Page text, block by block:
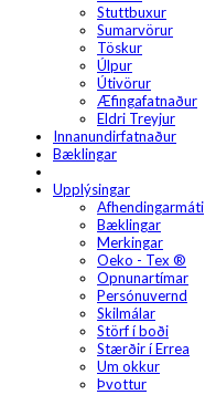
Stuttbuxur
Sumarvörur
Töskur
Úlpur
Útivörur
Æfingafatnaður
Eldri Treyjur
Innanundirfatnaður
Bæklingar
Upplýsingar
Afhendingarmáti
Bæklingar
Merkingar
Oeko - Tex ®
Opnunartímar
Persónuvernd
Skilmálar
Störf í boði
Stærðir í Errea
Um okkur
Þvottur